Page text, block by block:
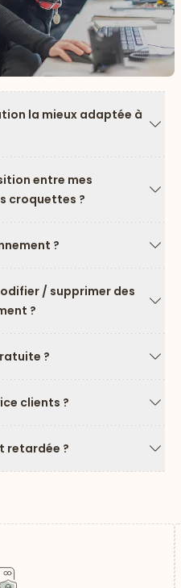
la mieux adaptée à
entre mes
croquettes ?
?
/ supprimer des
?
?
clients ?
retardée ?